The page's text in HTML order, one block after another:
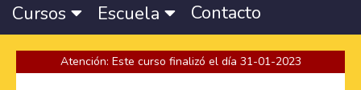
Cursos Escuela Contacto
Atención: Este curso finalizó el día 31-01-2023